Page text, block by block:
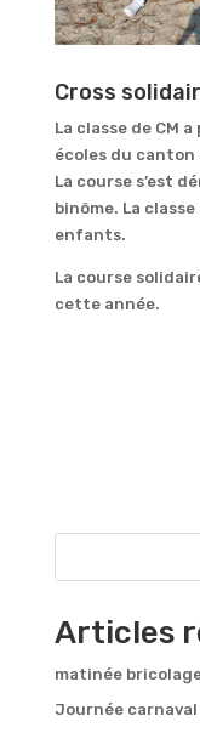
Cross
La classe de CM
écoles du canton
La course s’est
binôme. La
enfants.
La course
cette année.
Articles
matinée
Journée